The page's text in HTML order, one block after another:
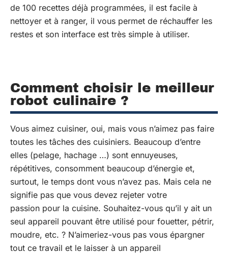
de 100 recettes déjà programmées, il est facile à
nettoyer et à ranger, il vous permet de réchauffer les
restes et son interface est très simple à utiliser.
Comment choisir le meilleur
robot culinaire ?
Vous aimez cuisiner, oui, mais vous n’aimez pas faire
toutes les tâches des cuisiniers. Beaucoup d’entre
elles (pelage, hachage …) sont ennuyeuses,
répétitives, consomment beaucoup d’énergie et,
surtout, le temps dont vous n’avez pas. Mais cela ne
signifie pas que vous devez rejeter votre
passion pour la cuisine. Souhaitez-vous qu’il y ait un
seul appareil pouvant être utilisé pour fouetter, pétrir,
moudre, etc. ? N’aimeriez-vous pas vous épargner
tout ce travail et le laisser à un appareil